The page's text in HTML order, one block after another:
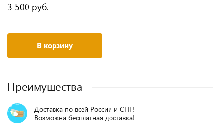
3 500 руб.
В корзину
Преимущества
Доставка по всей России и СНГ!
Возможна бесплатная доставка!